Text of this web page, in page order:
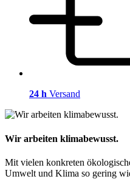
24 h Versand
Wir arbeiten klimabewusst.
Mit vielen konkreten
Umwelt und Klima so gering